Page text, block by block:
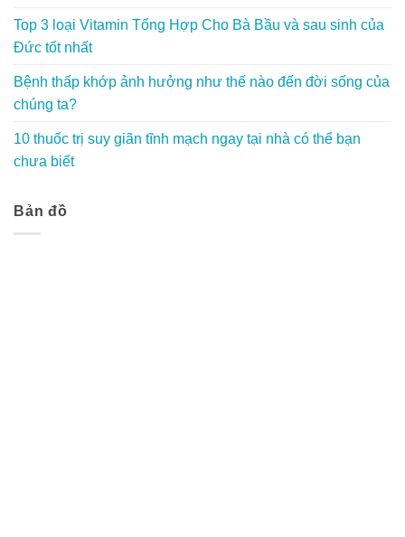
Top 3 loại Vitamin Tổng Hợp Cho Bà Bầu và sau sinh của
Đức tốt nhất
Bệnh thấp khớp ảnh hưởng như thế nào đến đời sống của
chúng ta?
10 thuốc trị suy giãn tĩnh mạch ngay tại nhà có thể bạn
chưa biết
Bản đồ